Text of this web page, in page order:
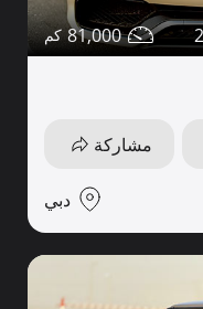
81,000
مشاركة
دبي